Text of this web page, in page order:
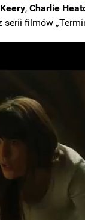
,Charlie
serii filmów